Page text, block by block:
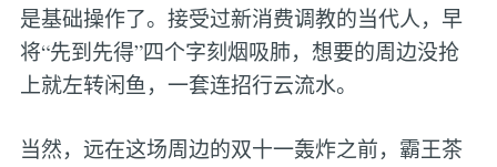
是基础操作了。接受过新消费调教的当代人，早
将“先到先得”四个字刻烟吸肺，想要的周边没抢
上就左转闲鱼，一套连招行云流水。
当然，远在这场周边的双十一轰炸之前，霸王茶